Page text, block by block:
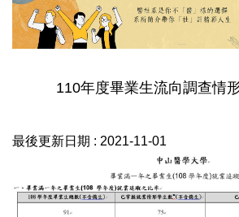
110年度畢業生流向調查情
最後更新日期 : 2021-11-01